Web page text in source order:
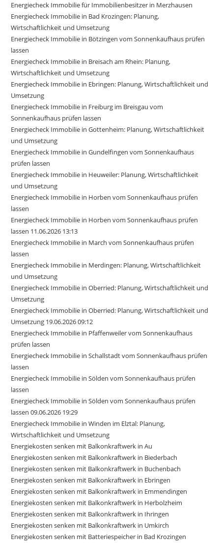
Energiecheck Immobilie für Immobilienbesitzer in Merzhausen
Energiecheck Immobilie in Bad Krozingen: Planung,
Wirtschaftlichkeit und Umsetzung
Energiecheck Immobilie in Bötzingen vom Sonnenkaufhaus prüfen
lassen
Energiecheck Immobilie in Breisach am Rhein: Planung,
Wirtschaftlichkeit und Umsetzung
Energiecheck Immobilie in Ebringen: Planung, Wirtschaftlichkeit und
Umsetzung
Energiecheck Immobilie in Freiburg im Breisgau vom
Sonnenkaufhaus prüfen lassen
Energiecheck Immobilie in Gottenheim: Planung, Wirtschaftlichkeit
und Umsetzung
Energiecheck Immobilie in Gundelfingen vom Sonnenkaufhaus
prüfen lassen
Energiecheck Immobilie in Heuweiler: Planung, Wirtschaftlichkeit
und Umsetzung
Energiecheck Immobilie in Horben vom Sonnenkaufhaus prüfen
lassen
Energiecheck Immobilie in Horben vom Sonnenkaufhaus prüfen
lassen 11.06.2026 13:13
Energiecheck Immobilie in March vom Sonnenkaufhaus prüfen
lassen
Energiecheck Immobilie in Merdingen: Planung, Wirtschaftlichkeit
und Umsetzung
Energiecheck Immobilie in Oberried: Planung, Wirtschaftlichkeit und
Umsetzung
Energiecheck Immobilie in Oberried: Planung, Wirtschaftlichkeit und
Umsetzung 19.06.2026 09:12
Energiecheck Immobilie in Pfaffenweiler vom Sonnenkaufhaus
prüfen lassen
Energiecheck Immobilie in Schallstadt vom Sonnenkaufhaus prüfen
lassen
Energiecheck Immobilie in Sölden vom Sonnenkaufhaus prüfen
lassen
Energiecheck Immobilie in Sölden vom Sonnenkaufhaus prüfen
lassen 09.06.2026 19:29
Energiecheck Immobilie in Winden im Elztal: Planung,
Wirtschaftlichkeit und Umsetzung
Energiekosten senken mit Balkonkraftwerk in Au
Energiekosten senken mit Balkonkraftwerk in Biederbach
Energiekosten senken mit Balkonkraftwerk in Buchenbach
Energiekosten senken mit Balkonkraftwerk in Ebringen
Energiekosten senken mit Balkonkraftwerk in Emmendingen
Energiekosten senken mit Balkonkraftwerk in Herbolzheim
Energiekosten senken mit Balkonkraftwerk in Ihringen
Energiekosten senken mit Balkonkraftwerk in Umkirch
Energiekosten senken mit Batteriespeicher in Bad Krozingen